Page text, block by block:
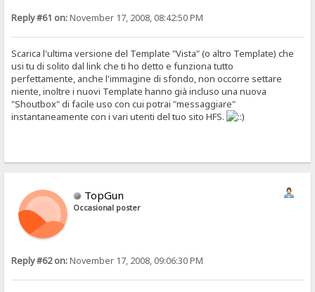
Reply #61 on:November 17, 2008, 08:42:50 PM
Scarica l'ultima versione del Template "Vista" (o altro Template) che
usi tu di solito dal link che ti ho detto e funziona tutto
perfettamente, anche l'immagine di sfondo, non occorre settare
niente, inoltre i nuovi Template hanno già incluso una nuova
"Shoutbox" di facile uso con cui potrai "messaggiare"
instantaneamente con i vari utenti del tuo sito HFS.
TopGun
Occasional poster
Reply #62 on:November 17, 2008, 09:06:30 PM